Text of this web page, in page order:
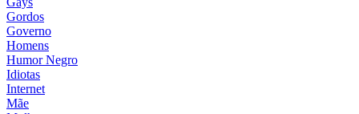
Gordos
Governo
Homens
Humor Negro
Idiotas
Internet
Mãe